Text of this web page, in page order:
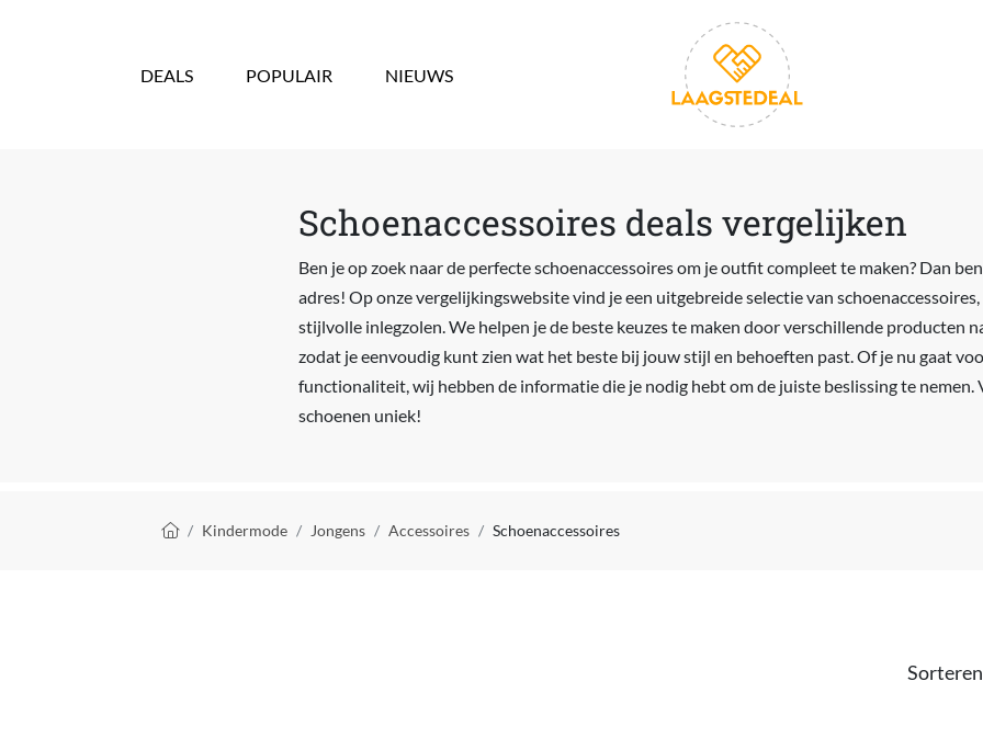
DEALS POPULAIR NIEUWS
Schoenaccessoires deals vergelijken
Ben je op zoek naar de perfecte schoenaccessoires om je outfit compleet te maken? Dan
adres! Op onze vergelijkingswebsite vind je een uitgebreide selectie van
stijlvolle inlegzolen. We helpen je de beste keuzes te maken door verschillende producten
zodat je eenvoudig kunt zien wat het beste bij jouw stijl en behoeften past. Of je nu gaat
functionaliteit, wij hebben de informatie die je nodig hebt om de juiste beslissing te nemen.
schoenen uniek!
Kruimelpad
Kindermode Jongens Accessoires Schoenaccessoires